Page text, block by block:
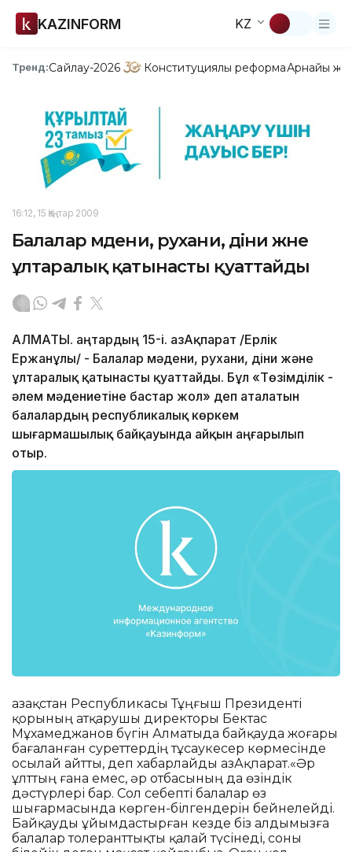
KAZINFORM KZ
Тренд:Сайлау-2026 Конституциялық реформаАрнайы
16:12, 15 Қаңтар 2009
Балалар мәдени, рухани, діни және
ұлтаралық қатынасты қуаттайды
АЛМАТЫ. Қаңтардың 15-і. ҚазАқпарат /Ерлік
Ержанұлы/ - Балалар мәдени, рухани, діни және
ұлтаралық қатынасты қуаттайды. Бұл «Төзімділік -
әлем мәдениетіне бастар жол» деп аталатын
балалардың республикалық көркем
шығармашылық байқауында айқын аңғарылып
отыр.
Қазақстан Республикасы Тұңғыш Президенті
қорының атқарушы директоры Бектас
Мұхамеджанов бүгін Алматыда байқауда жоғары
бағаланған суреттердің тұсаукесер көрмесінде
осылай айтты, деп хабарлайды ҚазАқпарат.«Әр
ұлттың ғана емес, әр отбасының да өзіндік
дәстүрлері бар. Сол себепті балалар өз
шығармасында көрген-білгендерін бейнелейді.
Байқауды ұйымдастырған кезде біз алдымызға
балалар толеранттықты қалай түсінеді, соны